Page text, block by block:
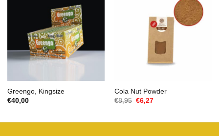
Greengo, Kingsize
€40,00
Cola Nut Powder
€8,95 Cena
Original
€6,27Aktualna